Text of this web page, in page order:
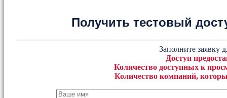
Получить тестовый
Заполните заявку
Доступ
Количество доступных к
Количество компаний,